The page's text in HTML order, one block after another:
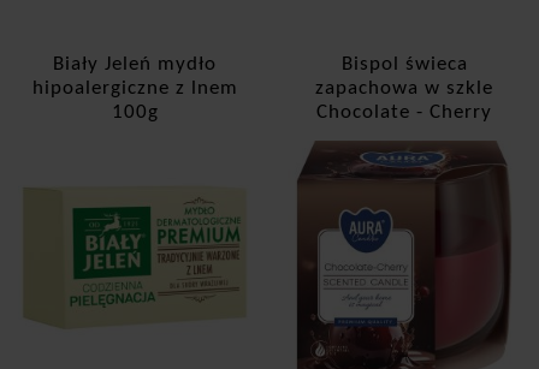
Biały Jeleń mydło
hipoalergiczne z lnem
100g
Bispol świeca
zapachowa w szkle
Chocolate - Cherry